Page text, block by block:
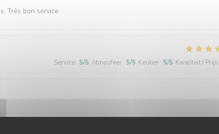
Très bon service.
Service : 5/5 Atmosfeer : 5/5 Keuken : 5/5 Kwaliteit / Prijs